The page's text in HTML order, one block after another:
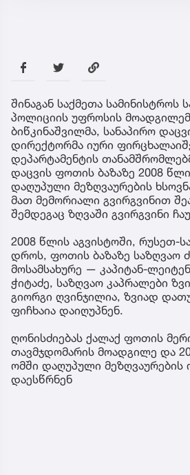
შინაგან საქმეთა სამინისტროს
პოლიციის უფროსის
ბიწკინაშვილმა, სანაპირო
დირექტორმა იური
დეპარტამენტის
დაცვის ფოთის ბაზაზე 2008
დაღუპული მეზღვაურების
მათ მემორიალი გვირგვინით
შემდეგაც ზღვაში გვირგვინი
2008 წლის აგვისტოში, რუსეთ-
დროს, ფოთის ბაზაზე საზღვაო
მოსამსახურე — კაპიტან-
ჭიტაძე, საზღვაო კაპრალები
გიორგი ღვინჯილია, ზვიად
ფიჩხაია დაიღუპნენ.
ღონისძიებას ქალაქ ფოთის
თავმჯდომარის მოადგილე და
ომში დაღუპული მეზღვაურების
დაესწრნენ